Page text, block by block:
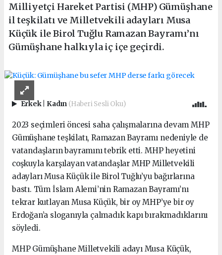
Milliyetçi Hareket Partisi (MHP) Gümüşhane
il teşkilatı ve Milletvekili adayları Musa
Küçük ile Birol Tuğlu Ramazan Bayramı’nı
Gümüşhane halkıyla iç içe geçirdi.
Erkek Kadın (Haberi Sesli Oku)
2023 seçimleri öncesi saha çalışmalarına devam MHP
Gümüşhane teşkilatı, Ramazan Bayramı nedeniyle de
vatandaşların bayramını tebrik etti. MHP heyetini
coşkuyla karşılayan vatandaşlar MHP Milletvekili
adayları Musa Küçük ile Birol Tuğlu’yu bağırlarına
bastı. Tüm İslam Alemi’nin Ramazan Bayramı’nı
tekrar kutlayan Musa Küçük, bir oy MHP’ye bir oy
Erdoğan’a sloganıyla çalmadık kapı bırakmadıklarını
söyledi.
MHP Gümüşhane Milletvekili adayı Musa Küçük,